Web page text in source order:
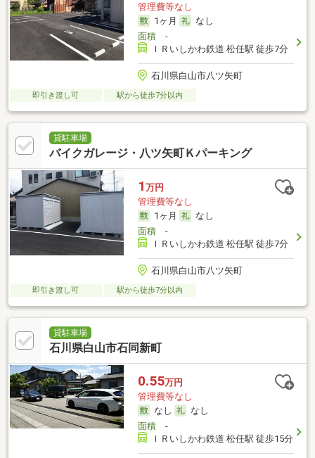
管理費等なし
1ヶ月
なし
面積-
ＩＲいしかわ鉄道 松任駅 徒歩7分
石川県白山市八ツ矢町
即引き渡し可 駅から徒歩7分以内
貸駐車場
バイクガレージ・八ツ矢町Ｋパーキング
1 万円
管理費等なし
1ヶ月
なし
面積-
ＩＲいしかわ鉄道 松任駅 徒歩7分
石川県白山市八ツ矢町
即引き渡し可 駅から徒歩7分以内
貸駐車場
石川県白山市石同新町
0.55万円
管理費等なし
なし
なし
面積-
ＩＲいしかわ鉄道 松任駅 徒歩15分